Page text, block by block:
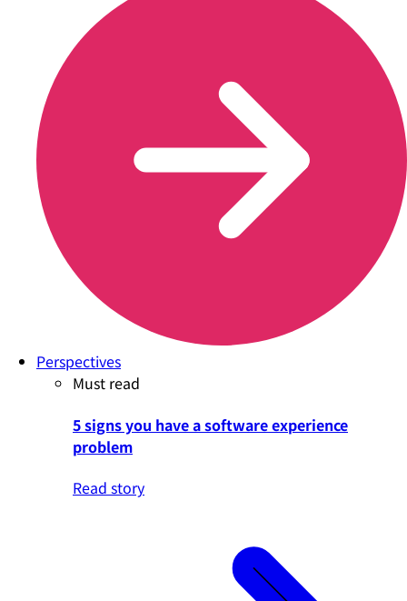
Perspectives
Must read
5 signs you have a software experience
problem
Read story